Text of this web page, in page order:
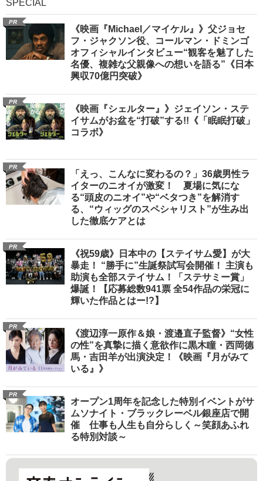
SPECIAL
PR
《映画『Michael／マイケル』》父ジョセ
フ・ジャクソン役、コールマン・ドミンゴ
オフィシャルインタビュー“観客を魅了した
名優、複雑な父親像への想いを語る”《日本
興収70億円突破》
PR
《映画『シェルター』》ジェイソン・ステ
イサムがお盆を“打破”する!!《「眠眠打破」
コラボ》
PR
「えっ、こんなに変わるの？」36歳男性ラ
イターのニオイが激変！ 夏場に気にな
る“頭皮のニオイ”や“ベタつき”を解消す
る、“ウィッグのスペシャリスト”が生み出
した徹底ケアとは
PR
《祝59歳》日本中の【ステイサム愛】が大
暴走！ “勝手に”生誕祭試写会開催！ 主演も
助演も全部ステイサム！「ステサミー賞」
爆誕！【応募総数941票 全54作品の栄冠に
輝いた作品とはー!?】
PR
《渡辺淳一原作＆娘・渡邉直子監督》“女性
の性”を真摯に描く意欲作に黒木瞳・西岡德
馬・吉田羊が出演決定！《映画『月がみて
いる』》
PR
オープン1周年を記念した特別イベントがサ
ムソナイト・ブラックレーベル銀座店で開
催 仕事も人生も自分らしく～笑顔あふれ
る特別対談～